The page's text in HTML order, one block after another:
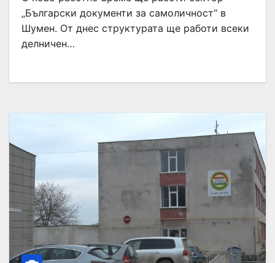
„Български документи за самоличност“ в
Шумен. От днес структурата ще работи всеки
делничен…